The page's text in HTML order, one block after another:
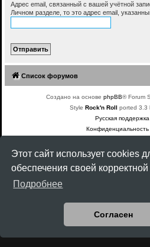
Этот сайт использует cookies
обеспечения своей
Подробнее
Согласен
Адрес email, связанный с вашей учётной
Личном разделе, то это адрес email,
Список форумов
Создано на основе phpBB® Forum
Style Rock'n Roll ported 3.3
Русская
Конфиденциальность